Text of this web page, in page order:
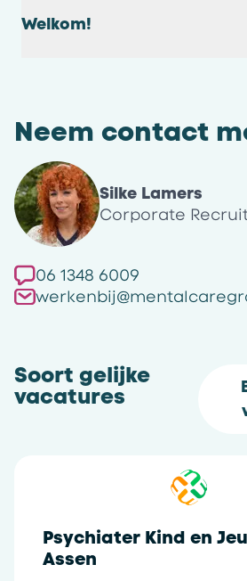
Welkom!
Neem contact
Silke Lamers
Corporate
06 1348 6009
Soort gelijke
vacatures
Psychiater Kind en
Assen